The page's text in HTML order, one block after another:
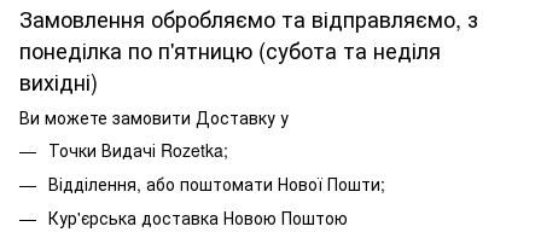
Замовлення обробляємо та відправляємо, з
понеділка по п'ятницю (субота та неділя
вихідні)
Ви можете замовити Доставку у
Точки Видачі Rozetka;
Відділення, або поштомати Нової Пошти;
Кур'єрська доставка Новою Поштою